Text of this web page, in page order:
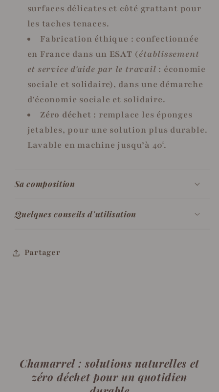
surfaces délicates et côté grattant pour
les taches tenaces.
Fabrication éthique : confectionnée
en France dans un ESAT (établissement
et service d'aide par le travail : économie
sociale et solidaire), dans une démarche
d’économie sociale et solidaire.
Zéro déchet : remplace les éponges
jetables, pour une solution plus durable.
Lavable en machine jusqu’à 40°.
Sa composition
Quelques conseils d'utilisation
Partager
Chamarrel : solutions naturelles et
zéro déchet pour un quotidien